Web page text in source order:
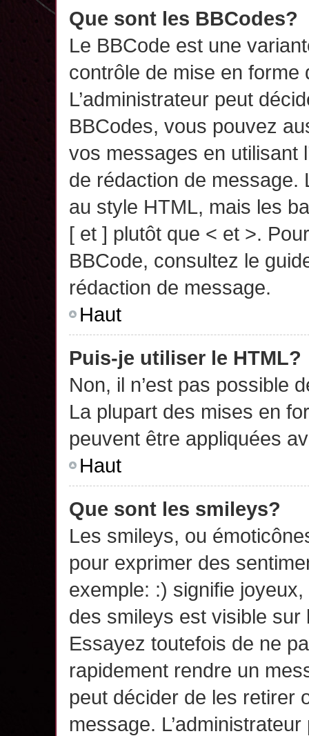
Que sont les BBCodes?
Le BBCode est une
contrôle de mise en forme
L’administrateur peut
BBCodes, vous pouvez
vos messages en utilisant
de rédaction de message.
au style HTML, mais les
[ et ] plutôt que < et >.
BBCode, consultez le
rédaction de message.
Haut
Puis-je utiliser le HTML?
Non, il n’est pas possible
La plupart des mises en
peuvent être appliquées
Haut
Que sont les smileys?
Les smileys, ou
pour exprimer des
exemple: :) signifie
des smileys est visible
Essayez toutefois de ne
rapidement rendre un
peut décider de les retirer
message.